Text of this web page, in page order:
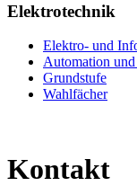
Elektrotechnik
Elektro- und
Automation
Grundstufe
Wahlfächer
Kontakt